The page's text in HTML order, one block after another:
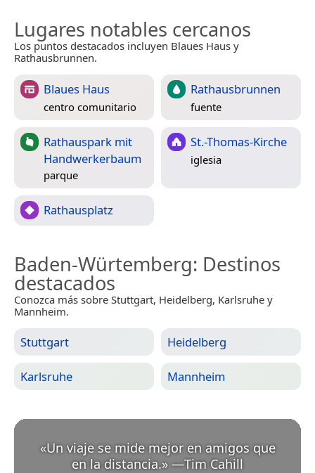
Lugares notables cercanos
Los puntos destacados incluyen Blaues Haus y
Rathausbrunnen.
Blaues Haus
centro comunitario
Rathausbrunnen
fuente
Rathauspark mit
Handwerkerbaum
parque
St.-Thomas-Kirche
iglesia
Rathausplatz
Baden-Würtemberg: Destinos
destacados
Conozca más sobre Stuttgart, Heidelberg, Karlsruhe y
Mannheim.
Stuttgart Heidelberg
Karlsruhe Mannheim
«Un viaje se mide mejor en amigos que
en la distancia.» —Tim Cahill